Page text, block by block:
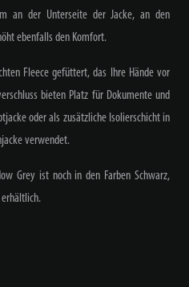
an der Unterseite der Jacke, an den
ebenfalls den Komfort.
Fleece gefüttert, das Ihre Hände vor
bieten Platz für Dokumente und
oder als zusätzliche Isolierschicht in
verwendet.
Grey ist noch in den Farben Schwarz,
erhältlich.